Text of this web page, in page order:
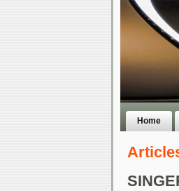
Home